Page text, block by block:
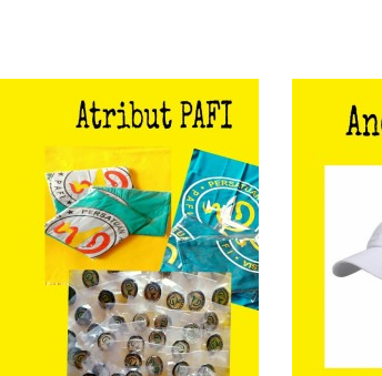
Atribut PAFI
Atribut
PAFI